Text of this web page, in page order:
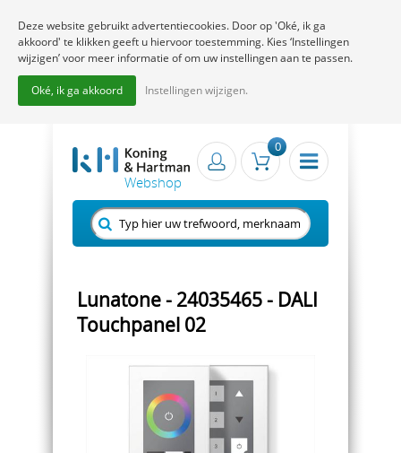
0
Lunatone - 24035465 - DALI
Touchpanel 02
Deze website gebruikt advertentiecookies. Door op 'Oké, ik ga
akkoord' te klikken geeft u hiervoor toestemming. Kies ‘Instellingen
wijzigen’ voor meer informatie of om uw instellingen aan te passen.
Oké, ik ga akkoord Instellingen wijzigen.